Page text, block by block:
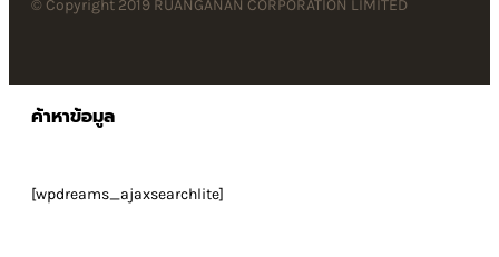
© Copyright 2019 RUANGANAN CORPORATION LIMITED
ค้าหาข้อมูล
[wpdreams_ajaxsearchlite]